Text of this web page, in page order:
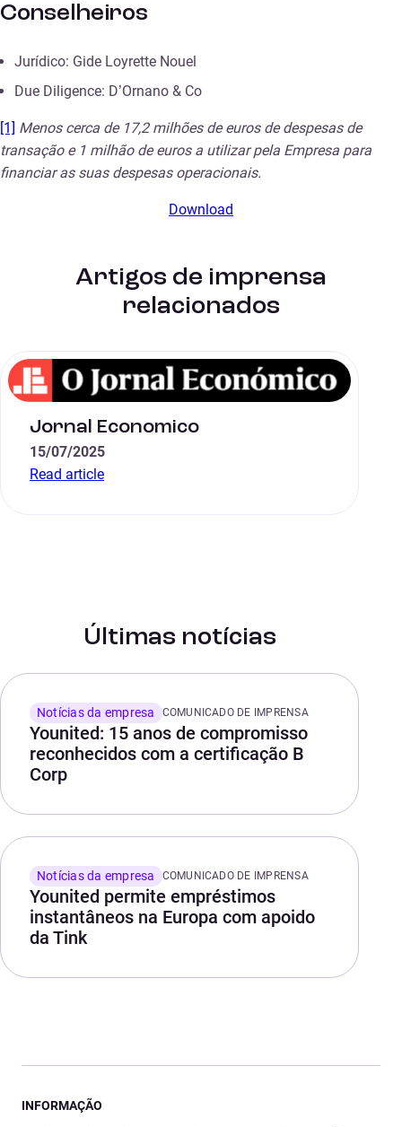
Conselheiros
Jurídico: Gide Loyrette Nouel
Due Diligence: D’Ornano & Co
[1] Menos cerca de 17,2 milhões de euros de despesas de
transação e 1 milhão de euros a utilizar pela Empresa para
financiar as suas despesas operacionais.
Download
Artigos de imprensa
relacionados
Jornal Economico
15/07/2025
Read article
Últimas notícias
Notícias da empresa COMUNICADO DE IMPRENSA
Younited: 15 anos de compromisso
reconhecidos com a certificação B
Corp
Notícias da empresa COMUNICADO DE IMPRENSA
Younited permite empréstimos
instantâneos na Europa com apoido
da Tink
INFORMAÇÃO